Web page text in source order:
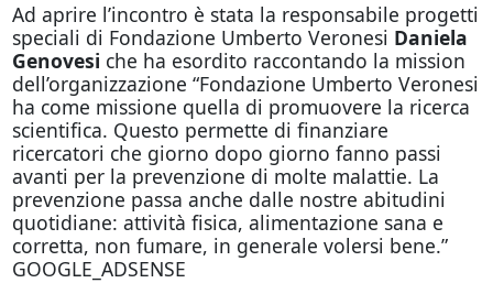
Ad aprire l’incontro è stata la responsabile progetti
speciali di Fondazione Umberto Veronesi Daniela
Genovesi che ha esordito raccontando la mission
dell’organizzazione “Fondazione Umberto Veronesi
ha come missione quella di promuovere la ricerca
scientifica. Questo permette di finanziare
ricercatori che giorno dopo giorno fanno passi
avanti per la prevenzione di molte malattie. La
prevenzione passa anche dalle nostre abitudini
quotidiane: attività fisica, alimentazione sana e
corretta, non fumare, in generale volersi bene.”
GOOGLE_ADSENSE